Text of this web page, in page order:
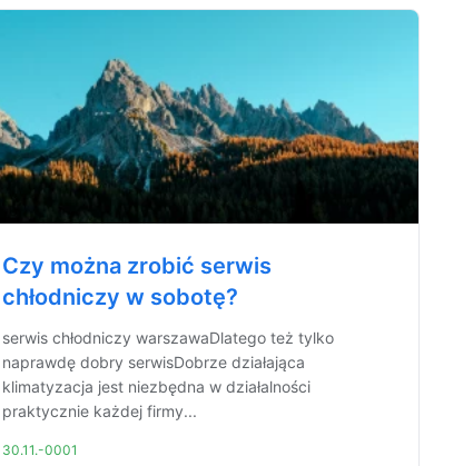
Czy można zrobić serwis
chłodniczy w sobotę?
serwis chłodniczy warszawaDlatego też tylko
naprawdę dobry serwisDobrze działająca
klimatyzacja jest niezbędna w działalności
praktycznie każdej firmy...
30.11.-0001